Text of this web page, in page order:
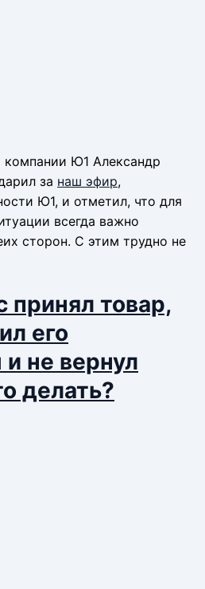
Ю1 Александр
за наш эфир,
Ю1, и отметил, что для
всегда важно
сторон. С этим трудно не
принял товар,
его
не вернул
делать?